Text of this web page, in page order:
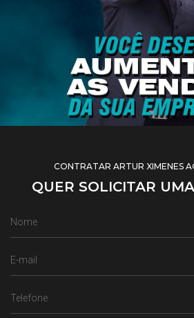
CONTRATAR ARTUR XIMENES
QUER SOLICITAR